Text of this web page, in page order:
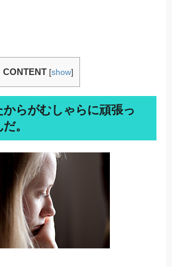
CONTENT [show]
からがむしゃらに頑張っ
。